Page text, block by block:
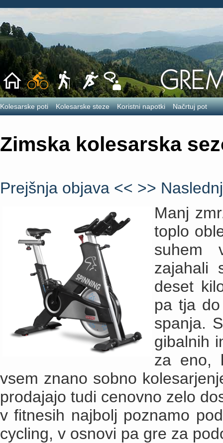
Kolesarske poti Kolesarske steze Koristni napotki Načrtuj pot
Zimska kolesarska
Prejšnja objava << >>
Manj
toplo
suhem
zajahali
deset
pa tja
spanja.
gibalnih
za eno,
vsem znano sobno
prodajajo tudi cenovno zelo
v fitnesih najbolj poznamo
cycling, v osnovi pa gre za